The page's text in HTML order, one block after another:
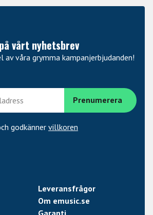
vårt nyhetsbrev
våra grymma kampanjerbjudanden!
godkänner villkoren
Leveransfrågor
Om emusic.se
Garanti